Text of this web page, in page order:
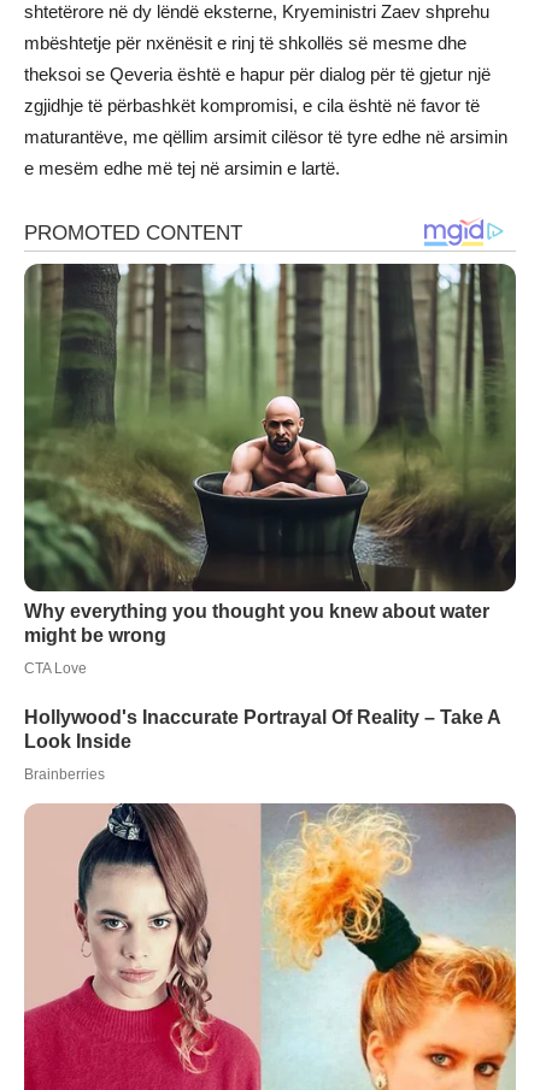
shtetërore në dy lëndë eksterne, Kryeministri Zaev shprehu
mbështetje për nxënësit e rinj të shkollës së mesme dhe
theksoi se Qeveria është e hapur për dialog për të gjetur një
zgjidhje të përbashkët kompromisi, e cila është në favor të
maturantëve, me qëllim arsimit cilësor të tyre edhe në arsimin
e mesëm edhe më tej në arsimin e lartë.